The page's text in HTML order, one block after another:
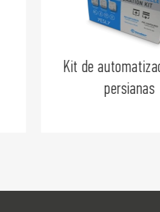
Pulsador
cuadrado